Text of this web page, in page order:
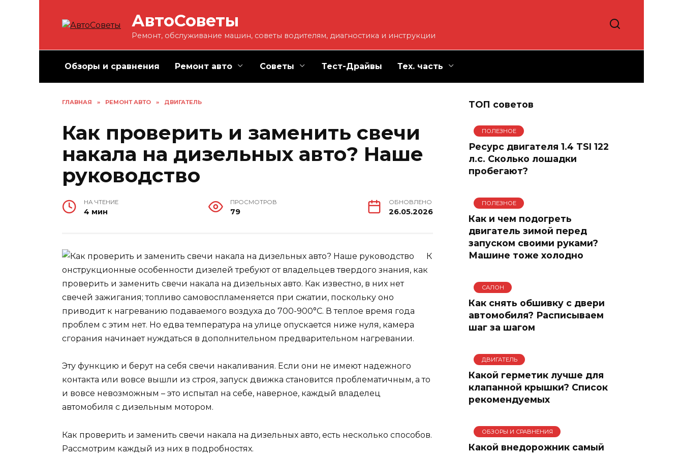
АвтоСоветы
Ремонт, обслуживание машин, советы водителям, диагностика и инструкции
Обзоры и сравнения Ремонт авто Советы Тест-Драйвы Тех. часть
ГЛАВНАЯ » РЕМОНТ АВТО » ДВИГАТЕЛЬ
Как проверить и заменить свечи
накала на дизельных авто? Наше
руководство
НА ЧТЕНИЕ
4 мин
ПРОСМОТРОВ
79
ОБНОВЛЕНО
26.05.2026
К
онструкционные особенности дизелей требуют от владельцев твердого знания, как
проверить и заменить свечи накала на дизельных авто. Как известно, в них нет
свечей зажигания; топливо самовоспламеняется при сжатии, поскольку оно
приводит к нагреванию подаваемого воздуха до 700-900°C. В теплое время года
проблем с этим нет. Но едва температура на улице опускается ниже нуля, камера
сгорания начинает нуждаться в дополнительном предварительном нагревании.
Эту функцию и берут на себя свечи накаливания. Если они не имеют надежного
контакта или вовсе вышли из строя, запуск движка становится проблематичным, а то
и вовсе невозможным – это испытал на себе, наверное, каждый владелец
автомобиля с дизельным мотором.
Как проверить и заменить свечи накала на дизельных авто, есть несколько способов.
Рассмотрим каждый из них в подробностях.
ТОП советов
ПОЛЕЗНОЕ
Ресурс двигателя 1.4 TSI 122
л.с. Сколько лошадки
пробегают?
ПОЛЕЗНОЕ
Как и чем подогреть
двигатель зимой перед
запуском своими руками?
Машине тоже холодно
САЛОН
Как снять обшивку с двери
автомобиля? Расписываем
шаг за шагом
ДВИГАТЕЛЬ
Какой герметик лучше для
клапанной крышки? Список
рекомендуемых
ОБЗОРЫ И СРАВНЕНИЯ
Какой внедорожник самый